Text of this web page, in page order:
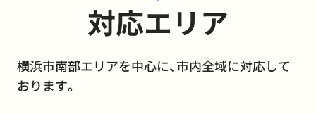
対応エリア
横浜市南部エリアを中心に、市内全域に対応して
おります。